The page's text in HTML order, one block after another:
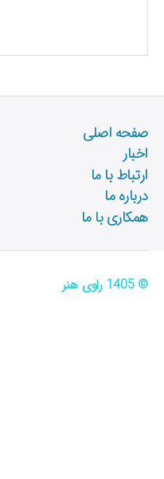
صفحه اصلی
اخبار
ارتباط با ما
درباره ما
همکاری با ما
© 1405 راوی هنر